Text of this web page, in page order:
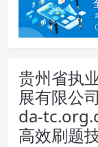
贵州省执
展有限公
da-
高效刷题